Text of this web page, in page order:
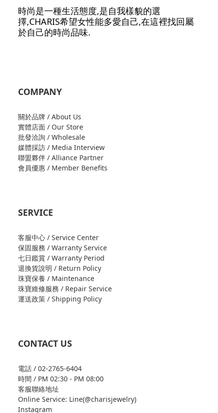
時尚是一種生活態度,是自我樣貌的選
擇,CHARIS希望女性能多愛自己,在這裡找回屬
於自己的時尚品味.
COMPANY
關於品牌 / About Us
實體店面 / Our Store
批發洽詢 / Wholesale
媒體採訪 / Media Interview
聯盟夥伴 / Alliance Partner
會員優惠 / Member Benefits
SERVICE
客服中心 / Service Center
保固服務 / Warranty Service
七日鑑賞 / Warranty Period
退換貨說明 / Return Policy
珠寶保養 / Maintenance
珠寶維修服務 / Repair Service
運送政策 / Shipping Policy
CONTACT US
電話 / 02-2765-6404
時間 / PM 02:30 - PM 08:00
客服聯絡地址
Online Service: Line(@charisjewelry)
Instagram